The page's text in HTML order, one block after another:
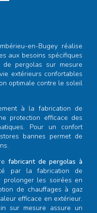
en-Bugey réalise
aux besoins spécifiques
de pergolas sur mesure
extérieurs confortables
optimale contre le soleil
à la fabrication de
protection efficace des
Pour un confort
bannes permet de
fabricant de pergolas à
par la fabrication de
prolonger les soirées en
de chauffages à gaz
efficace en extérieur.
sur mesure assure un